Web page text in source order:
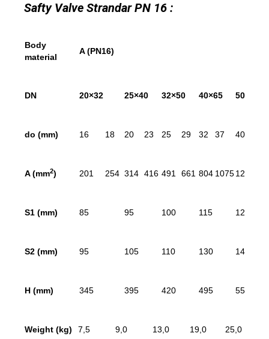
Safty Valve Strandar PN 16 :
Body
material
A (PN16)
DN 20×32 25×40 32×50 40×65 50×80
do (mm) 16 18 20 23 25 29 32 37 40
A (mm2) 201 254 314 416 491 661 804 10751257
S1 (mm) 85 95 100 115 125
S2 (mm) 95 105 110 130 145
H (mm) 345 395 420 495 550
Weight (kg) 7,5 9,0 13,0 19,0 25,0